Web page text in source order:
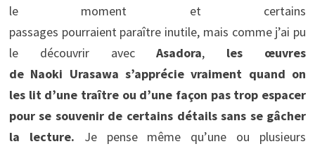
le moment et certains
passages pourraient paraître inutile, mais comme j’ai pu
le découvrir avecAsadora, les œuvres
de Naoki Urasawa s’apprécie vraiment quand on
les lit d’une traître ou d’une façon pas trop espacer
pour se souvenir de certains détails sans se gâcher
la lecture. Je pense même qu’une ou plusieurs